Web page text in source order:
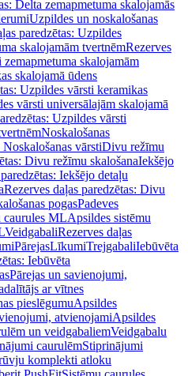
Delta zemapmetuma skalojamās
Uzpildes un noskalošanas
paredzētas: Uzpildes
skalojamām tvertnēmRezerves
skalojamām
skalojamā ūdens
Uzpildes vārsti keramikas
vārsti universālajām skalojamā
Uzpildes vārsti
Noskalošanas
Noskalošanas vārstiDivu režīmu
Divu režīmu skalošanaIekšējo
Iekšējo detaļu
Rezerves daļas paredzētas: Divu
pogasPadeves
caurules MLApsildes sistēmu
VeidgabaliRezerves daļas
PārejasLīkumiTrejgabaliIebūvēta
Iebūvēta
Pārejas un savienojumi,
ar vītnes
pieslēgumuApsildes
atvienojamiApsildes
un veidgabaliemVeidgabalu
caurulēmStiprinājumi
komplekti atloku